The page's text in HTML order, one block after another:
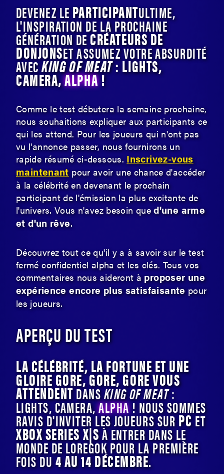
DEVENEZ LEPARTICIPANTULTIME,
L'INSPIRATION DE LA PROCHAINE
GÉNÉRATION DECRÉATEURS DE
DONJONSET ASSUMEZ VOTRE ABSURDITÉ
AVECKING OF MEAT: LIGHTS,
CAMERA,ALPHA!
Comme le test débutera la semaine prochaine,
nous souhaitions expliquer aux participants ce
qui les attend. Pour les joueurs qui n'ont pas
vu l'annonce passer, nous fournirons un
rapide résumé ci-dessous. Inscrivez-vous
maintenant pour avoir une chance d'accéder
à la célébrité en devenant le prochain
participant de l'émission la plus excitante de
l'univers. Vous n'avez besoin qued'une arme
et d'un rêve.
Découvrez tout ce qu'il y a à savoir sur le test
fermé confidentiel alpha et les clés. Tous vos
commentaires nous aideront àproposer une
expérience encore plus satisfaisantepour
les joueurs.
APERÇU DU TEST
LA CÉLÉBRITÉ, LA FORTUNE ET UNE
GLOIRE GORE, GORE, GORE VOUS
ATTENDENTDANSKING OF MEAT:
LIGHTS, CAMERA,ALPHA! NOUS SOMMES
RAVIS D'INVITER LES JOUEURS SURPCET
XBOX SERIES X|SÀ ENTRER DANS LE
MONDE DE LOREGOK POUR LA PREMIÈRE
FOIS DU4 AU 14 DÉCEMBRE.